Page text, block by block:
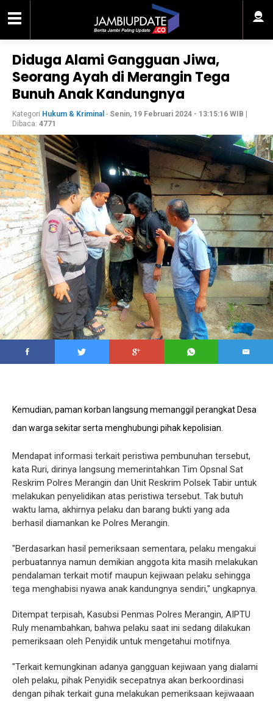
Diduga Alami Gangguan Jiwa,
Seorang Ayah di Merangin Tega
Bunuh Anak Kandungnya
Kategori Hukum & Kriminal - Senin, 19 Februari 2024 - 13:15:16 WIB
Dibaca: 4771
Kemudian, paman korban langsung memanggil perangkat Desa
dan warga sekitar serta menghubungi pihak kepolisian.
Mendapat informasi terkait peristiwa pembunuhan tersebut,
kata Ruri, dirinya langsung memerintahkan Tim Opsnal Sat
Reskrim Polres Merangin dan Unit Reskrim Polsek Tabir untuk
melakukan penyelidikan atas peristiwa tersebut. Tak butuh
waktu lama, akhirnya pelaku dan barang bukti yang ada
berhasil diamankan ke Polres Merangin.
"Berdasarkan hasil pemeriksaan sementara, pelaku mengakui
perbuatannya namun demikian anggota kita masih melakukan
pendalaman terkait motif maupun kejiwaan pelaku sehingga
tega menghabisi nyawa anak kandungnya sendiri," ungkapnya.
Ditempat terpisah, Kasubsi Penmas Polres Merangin, AIPTU
Ruly menambahkan, bahwa pelaku saat ini sedang dilakukan
pemeriksaan oleh Penyidik untuk mengetahui motifnya.
"Terkait kemungkinan adanya gangguan kejiwaan yang dialami
oleh pelaku, pihak Penyidik secepatnya akan berkoordinasi
dengan pihak terkait guna melakukan pemeriksaan kejiwaaan